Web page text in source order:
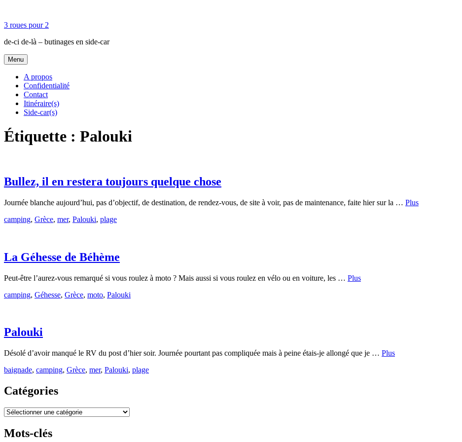
contenu
3 roues pour 2
de-ci de-là – butinages en side-car
Menu
A propos
Confidentialité
Contact
Itinéraire(s)
Side-car(s)
Étiquette : Palouki
Bullez, il en restera toujours quelque chose
Journée blanche aujourd’hui, pas d’objectif, de destination, de rendez-vous, de site à voir, pas de maintenance, faite hier sur la … Plus
camping, Grèce, mer, Palouki, plage
La Géhesse de Béhème
Peut-être l’aurez-vous remarqué si vous roulez à moto ? Mais aussi si vous roulez en vélo ou en voiture, les … Plus
camping, Géhesse, Grèce, moto, Palouki
Palouki
Désolé d’avoir manqué le RV du post d’hier soir. Journée pourtant pas compliquée mais à peine étais-je allongé que je … Plus
baignade, camping, Grèce, mer, Palouki, plage
Catégories
Catégories
Mots-clés